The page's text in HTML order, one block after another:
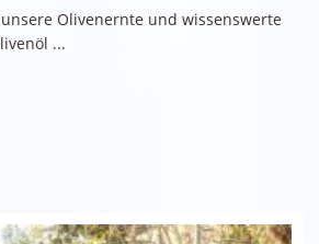
Olivenernte und wissenswerte
...